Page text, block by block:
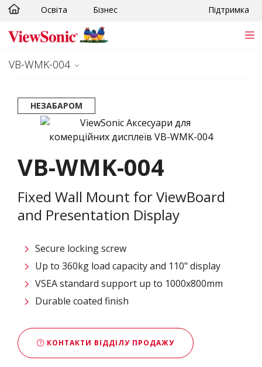
Skip to main content
Освіта Бізнес Підтримка
VB-WMK-004
НЕЗАБАРОМ
VB-WMK-004
Fixed Wall Mount for ViewBoard
and Presentation Display
Secure locking screw
Up to 360kg load capacity and 110" display
VSEA standard support up to 1000x800mm
Durable coated finish
КОНТАКТИ ВІДДІЛУ ПРОДАЖУ